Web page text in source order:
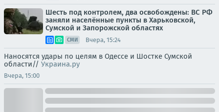
Шесть под контролем, два освобождены: ВС РФ
заняли населённые пункты в Харьковской,
Сумской и Запорожской областях
СМИ Вчера, 15:24
Наносятся удары по целям в Одессе и Шостке Сумской
области// Украина.ру
Вчера, 15:00